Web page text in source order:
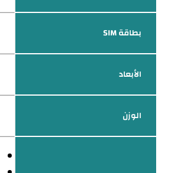
بطاقة SIM
الأبعاد
الوزن